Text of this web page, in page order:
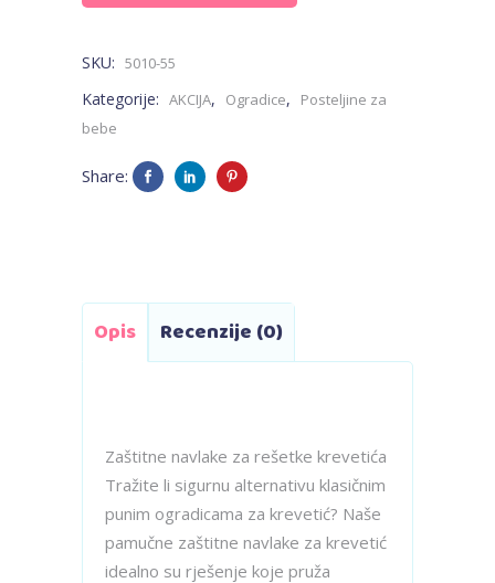
-
Baloni
quantity
SKU: 5010-55
Kategorije: AKCIJA, Ogradice,
Posteljine za
bebe
Share:
Opis Recenzije (0)
Zaštitne navlake za rešetke krevetića
Tražite li sigurnu alternativu klasičnim
punim ogradicama za krevetić? Naše
pamučne zaštitne navlake za krevetić
idealno su rješenje koje pruža